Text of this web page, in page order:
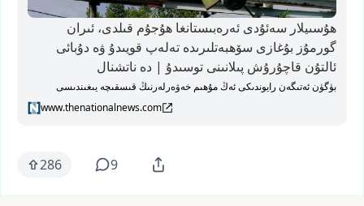
ھۇسىيلار سەئۇدى ئەرەبىستانغا ھۇجۇم قىلدى، ئىران
گورمۇز بۇغازى سۆھبەتلىرىدە تەلەپ قويىدۇ ۋە دۇبائى
ئالتۇن قاچۇرۇش پىلانىنى توسىدۇ | دە نا‌تشنال
بۈگۈن ئەتىگەن رايوندىكى ئەڭ مۇھىم خەۋەرلەرنىڭ قىسقىچە يىغىندىسى
www.thenationalnews.com
286 9